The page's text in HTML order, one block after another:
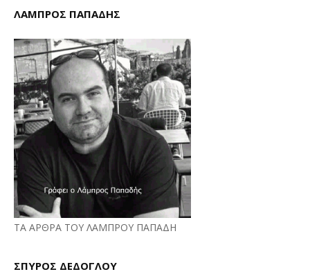
ΛΑΜΠΡΟΣ ΠΑΠΑΔΗΣ
ΤΑ ΑΡΘΡΑ ΤΟΥ ΛΑΜΠΡΟΥ ΠΑΠΑΔΗ
ΣΠΥΡΟΣ ΔΕΔΟΓΛΟΥ